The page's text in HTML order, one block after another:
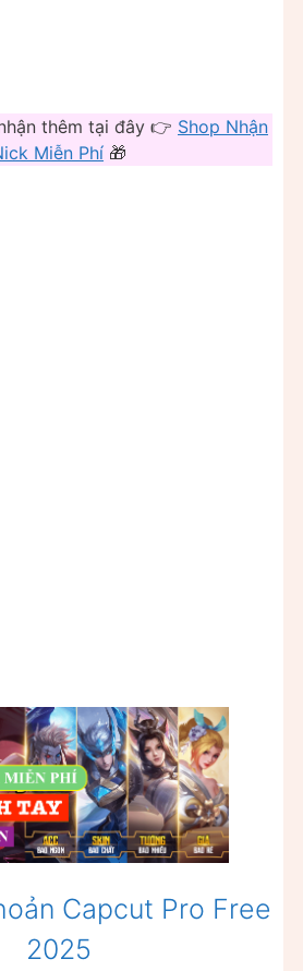
thêm tại đây 👉 Shop Nhận
Miễn Phí 🎁
Capcut Pro Free
2025